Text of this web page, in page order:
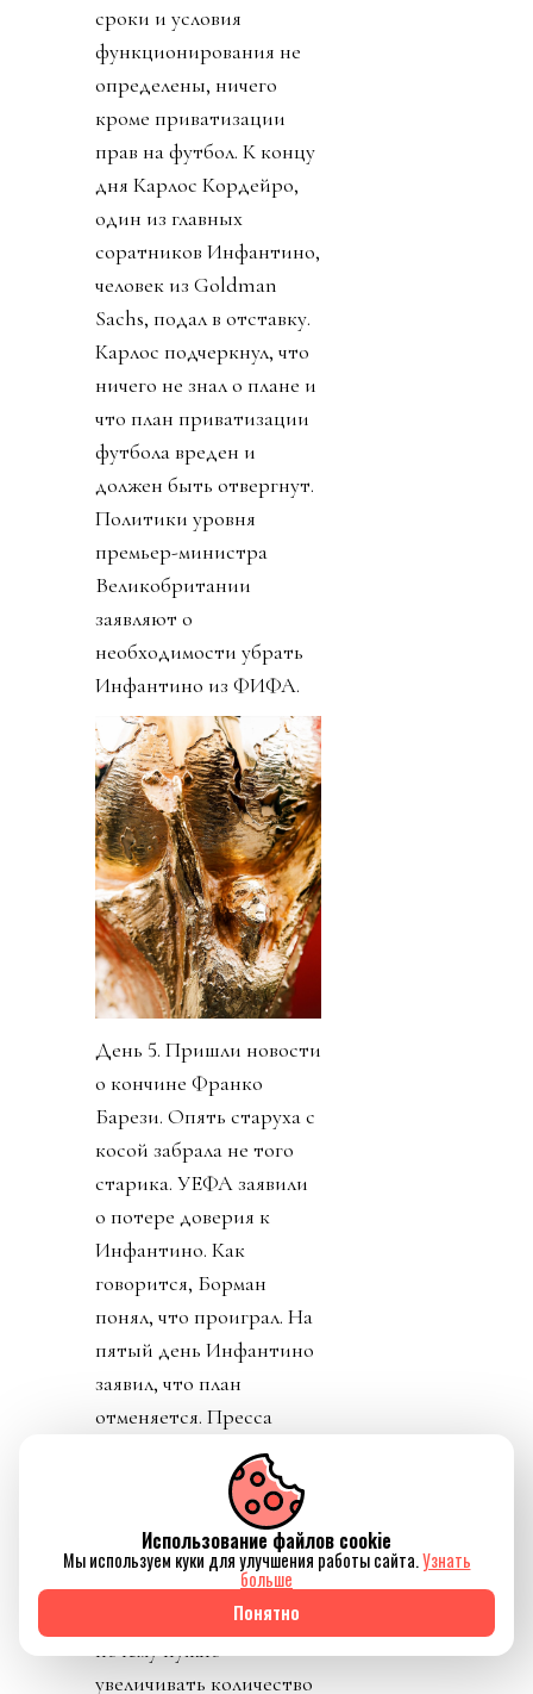
сроки и условия
функционирования не
определены, ничего
кроме приватизации
прав на футбол. К концу
дня Карлос Кордейро,
один из главных
соратников Инфантино,
человек из Goldman
Sachs, подал в отставку.
Карлос подчеркнул, что
ничего не знал о плане и
что план приватизации
футбола вреден и
должен быть отвергнут.
Политики уровня
премьер-министра
Великобритании
заявляют о
необходимости убрать
Инфантино из ФИФА.
День 5. Пришли новости
о кончине Франко
Барези. Опять старуха с
косой забрала не того
старика. УЕФА заявили
о потере доверия к
Инфантино. Как
говорится, Борман
понял, что проиграл. На
пятый день Инфантино
заявил, что план
отменяется. Пресса
узнала, что Джанни себе
уже выторговал
зарплату в 30 миллионов
долларов в год, и
дивиденды от нового
юр лица. Стало понятно
почему нужно
увеличивать количество
Использование файлов cookie
Мы используем куки для улучшения работы сайта.Узнать
больше
Понятно